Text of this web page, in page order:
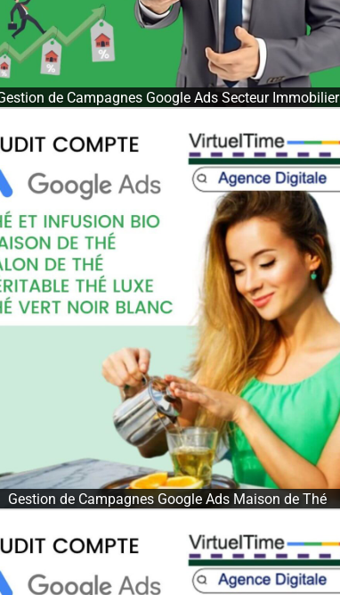
de Campagnes Google Ads Secteur Immobilier
Gestion de Campagnes Google Ads Maison de Thé